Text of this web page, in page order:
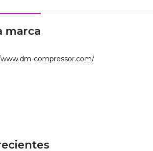
marca
compressor.com/